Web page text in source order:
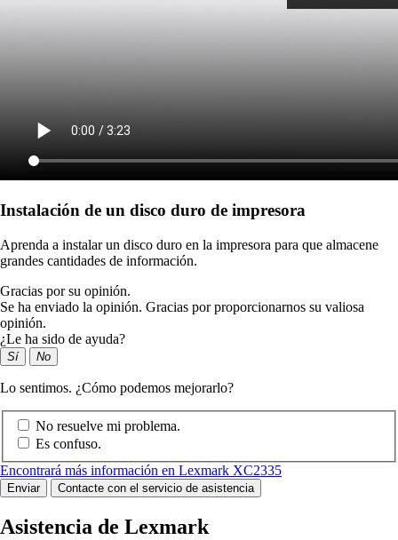
Instalación de un disco duro de impresora
Aprenda a instalar un disco duro en la impresora para que almacene
grandes cantidades de información.
Gracias por su opinión.
Se ha enviado la opinión. Gracias por proporcionarnos su valiosa
opinión.
¿Le ha sido de ayuda?
Sí No
Lo sentimos. ¿Cómo podemos mejorarlo?
No resuelve mi problema.
Es confuso.
Encontrará más información en Lexmark XC2335
Enviar Contacte con el servicio de asistencia
Asistencia de Lexmark